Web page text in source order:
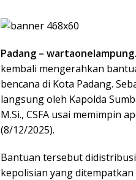
Padang –
kembali mengerahkan
bencana di Kota Padang.
langsung oleh Kapolda
M.Si., CSFA usai memimpin
(8/12/2025).
Bantuan tersebut
kepolisian yang